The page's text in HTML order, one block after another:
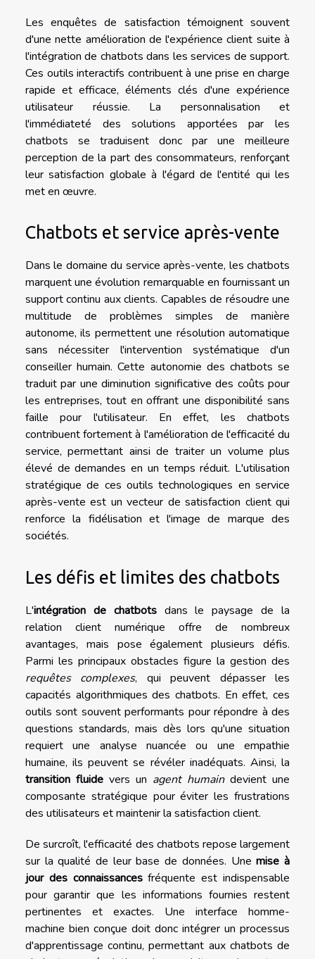
Les enquêtes de satisfaction témoignent souvent
d'une nette amélioration de l'expérience client suite à
l'intégration de chatbots dans les services de support.
Ces outils interactifs contribuent à une prise en charge
rapide et efficace, éléments clés d'une expérience
utilisateur réussie. La personnalisation et
l'immédiateté des solutions apportées par les
chatbots se traduisent donc par une meilleure
perception de la part des consommateurs, renforçant
leur satisfaction globale à l'égard de l'entité qui les
met en œuvre.
Chatbots et service après-vente
Dans le domaine du service après-vente, les chatbots
marquent une évolution remarquable en fournissant un
support continu aux clients. Capables de résoudre une
multitude de problèmes simples de manière
autonome, ils permettent une résolution automatique
sans nécessiter l'intervention systématique d'un
conseiller humain. Cette autonomie des chatbots se
traduit par une diminution significative des coûts pour
les entreprises, tout en offrant une disponibilité sans
faille pour l'utilisateur. En effet, les chatbots
contribuent fortement à l'amélioration de l'efficacité du
service, permettant ainsi de traiter un volume plus
élevé de demandes en un temps réduit. L'utilisation
stratégique de ces outils technologiques en service
après-vente est un vecteur de satisfaction client qui
renforce la fidélisation et l'image de marque des
sociétés.
Les défis et limites des chatbots
L'intégration de chatbotsdans le paysage de la
relation client numérique offre de nombreux
avantages, mais pose également plusieurs défis.
Parmi les principaux obstacles figure la gestion des
requêtes complexes, qui peuvent dépasser les
capacités algorithmiques des chatbots. En effet, ces
outils sont souvent performants pour répondre à des
questions standards, mais dès lors qu'une situation
requiert une analyse nuancée ou une empathie
humaine, ils peuvent se révéler inadéquats. Ainsi, la
transition fluide vers un agent humaindevient une
composante stratégique pour éviter les frustrations
des utilisateurs et maintenir la satisfaction client.
De surcroît, l'efficacité des chatbots repose largement
sur la qualité de leur base de données. Unemise à
jour des connaissancesfréquente est indispensable
pour garantir que les informations fournies restent
pertinentes et exactes. Une interface homme-
machine bien conçue doit donc intégrer un processus
d'apprentissage continu, permettant aux chatbots de